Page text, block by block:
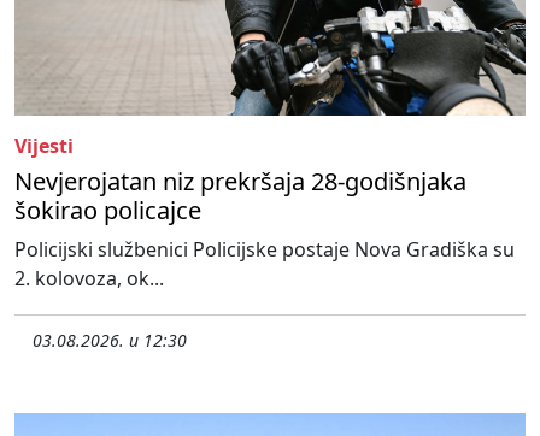
Vijesti
Nevjerojatan niz prekršaja 28-godišnjaka
šokirao policajce
Policijski službenici Policijske postaje Nova Gradiška su
2. kolovoza, ok...
03.08.2026. u 12:30